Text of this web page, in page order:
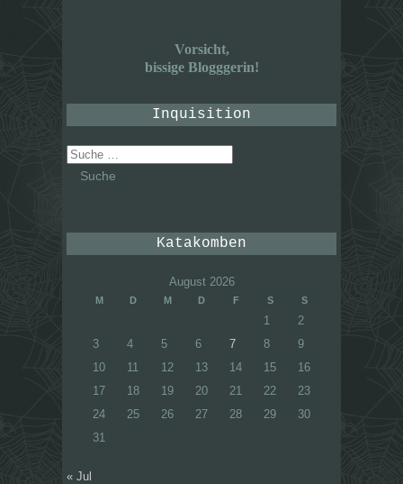
Vorsicht,
bissige Blogggerin!
Inquisition
Suche
nach:
Katakomben
August 2026
M D M D F S S
1
2
3
4 5 6 7 8
9
10
11 12 13 14 15
16
17
18 19 20 21 22
23
24
25 26 27 28 29
30
31
« Jul